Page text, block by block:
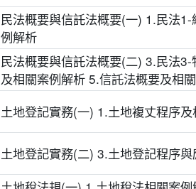
民法概要與信託法概要(一) 1.民法
例解析
民法概要與信託法概要(二) 3.民法
及相關案例解析 5.信託法概要及相
土地登記實務(一) 1.土地複丈程序
土地登記實務(二) 3.土地登記程序